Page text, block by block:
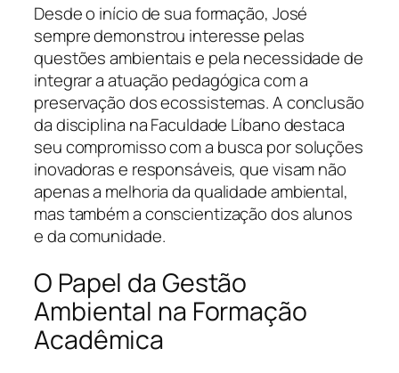
Desde o início de sua formação, José
sempre demonstrou interesse pelas
questões ambientais e pela necessidade de
integrar a atuação pedagógica com a
preservação dos ecossistemas. A conclusão
da disciplina na Faculdade Líbano destaca
seu compromisso com a busca por soluções
inovadoras e responsáveis, que visam não
apenas a melhoria da qualidade ambiental,
mas também a conscientização dos alunos
e da comunidade.
O Papel da Gestão
Ambiental na Formação
Acadêmica